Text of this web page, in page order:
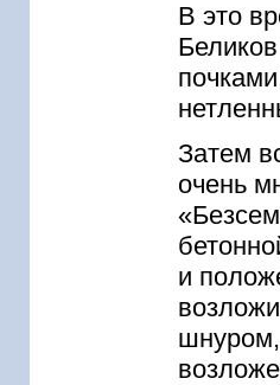
В это
Затем
очень
и